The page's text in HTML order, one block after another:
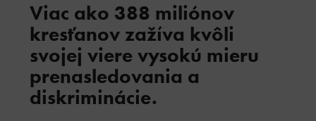
Viac ako 388 miliónov
kresťanov zažíva kvôli
svojej viere vysokú mieru
prenasledovania a
diskriminácie.